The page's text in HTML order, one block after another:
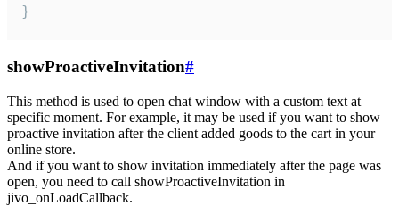
}
showProactiveInvitation#
This method is used to open chat window with a custom text at
specific moment. For example, it may be used if you want to show
proactive invitation after the client added goods to the cart in your
online store.
And if you want to show invitation immediately after the page was
open, you need to call showProactiveInvitation in
jivo_onLoadCallback.